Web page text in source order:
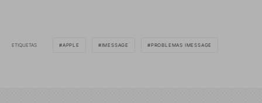
ETIQUETAS APPLE IMESSAGE PROBLEMAS IMESSAGE